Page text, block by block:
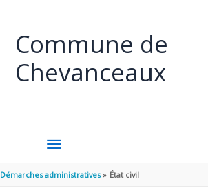
Commune de
Chevanceaux
MENU
PRINCIPAL
Démarches administratives État civil